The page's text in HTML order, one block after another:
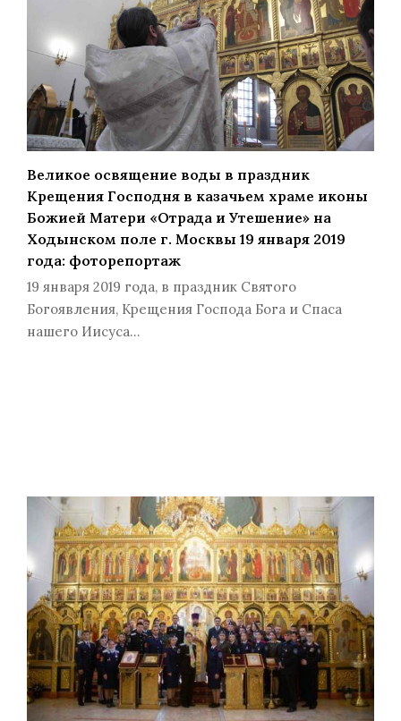
Великое освящение воды в праздник
Крещения Господня в казачьем храме иконы
Божией Матери «Отрада и Утешение» на
Ходынском поле г. Москвы 19 января 2019
года: фоторепортаж
19 января 2019 года, в праздник Святого
Богоявления, Крещения Господа Бога и Спаса
нашего Иисуса…